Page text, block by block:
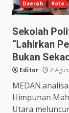
Daerah Kota
Sekolah
“Lahirkan
Bukan
Editor 2
Himpunan
Utara